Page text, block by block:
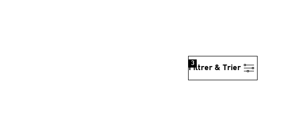
Filtrer & Trier
3